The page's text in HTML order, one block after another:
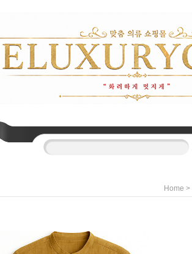
Home >